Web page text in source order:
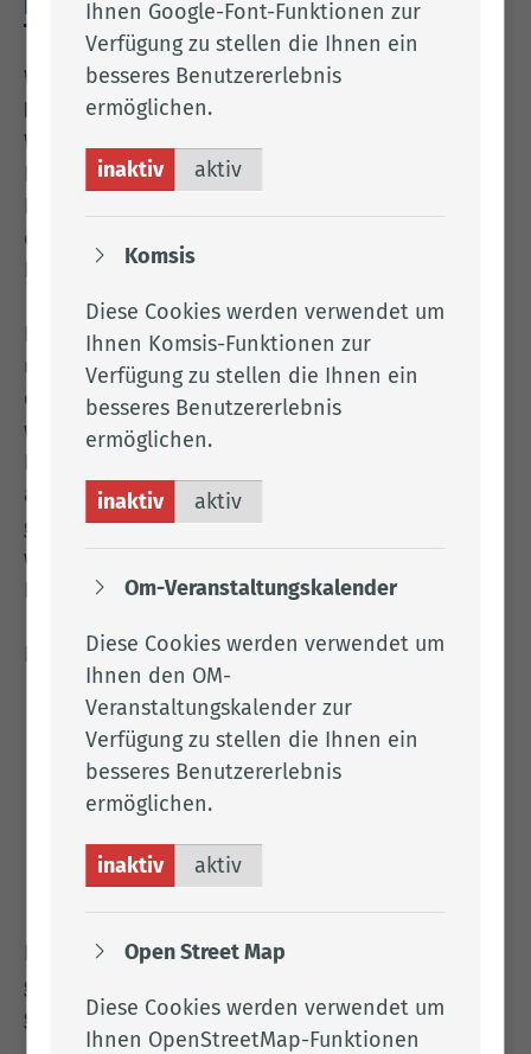
FRIENDLY CAPTCHA
Wir nutzen den Dienst Friendly Captcha der
Friendly Captcha GmbH
Wörthsee, Deutschland, um zu überprüfen, ob
Eingaben auf unserer Website (z. B. in
Kontaktformularen) durch eine natürliche Person
oder missbräuchlich durch automatisierte
Programme (Bots) erfolgen.
Friendly Captcha dient damit der Sicherheit
unserer Website und der Vermeidung von Spam
oder sonstigem Missbrauch. Zu diesem Zweck
wird ein Rechenrätsel (sog. Proof-of-Work) im
Hintergrund gelöst, das durch den Besucher
ausgelöst wird. Dabei werden keine Cookies
gesetzt und keine personenbezogenen Daten
wie IP-Adressen dauerhaft gespeichert oder an
Dritte weitergegeben.
Friendly Captcha verarbeitet folgende Daten:
Request-Header-Informationen (z. B.
Herkunft, User-Agent, anonymisierte IP-
Adresse)
den Zeitstempel der Anfrage und das
eine eindeutige Kennung der Anfrage (sog.
Diese Daten werden ausschließlich zum oben
genannten Zweck verwendet und nach 30 Tagen
gelöscht.
Ihnen Google-Font-Funktionen zur
Verfügung zu stellen die Ihnen ein
besseres Benutzererlebnis
ermöglichen.
inaktiv aktiv
Komsis
Diese Cookies werden verwendet um
Ihnen Komsis-Funktionen zur
Verfügung zu stellen die Ihnen ein
besseres Benutzererlebnis
ermöglichen.
inaktiv aktiv
Om-Veranstaltungskalender
Diese Cookies werden verwendet um
Ihnen den OM-
Veranstaltungskalender zur
Verfügung zu stellen die Ihnen ein
besseres Benutzererlebnis
ermöglichen.
inaktiv aktiv
Open Street Map
Diese Cookies werden verwendet um
Ihnen OpenStreetMap-Funktionen